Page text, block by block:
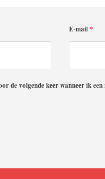
E-mail*
de volgende keer wanneer ik